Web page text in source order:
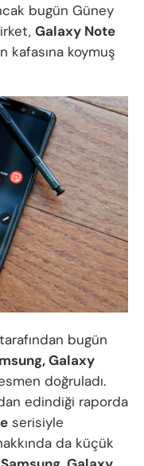
bugün Güney
Galaxy Note
kafasına koymuş
tarafından bugün
Galaxy
doğruladı.
edindiği raporda
serisiyle
da küçük